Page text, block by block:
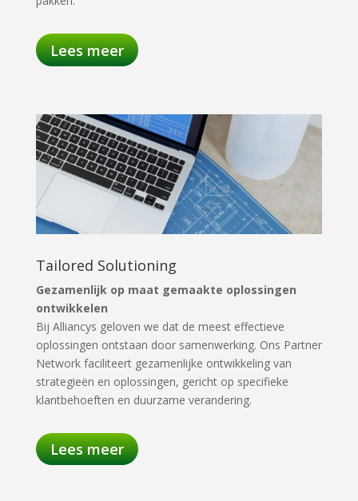
Lees meer
Tailored Solutioning
Gezamenlijk op maat gemaakte oplossingen
ontwikkelen
Bij Alliancys geloven we dat de meest effectieve
oplossingen ontstaan door samenwerking. Ons Partner
Network faciliteert gezamenlijke ontwikkeling van
strategieën en oplossingen, gericht op specifieke
klantbehoeften en duurzame verandering.
Lees meer